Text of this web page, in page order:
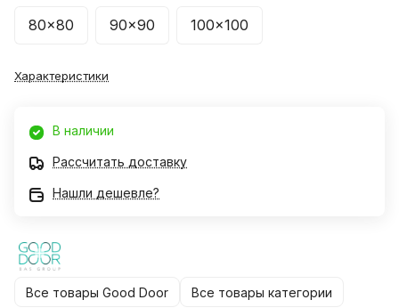
80x80 90x90 100x100
Характеристики
В наличии
Рассчитать доставку
Нашли дешевле?
Все товары Good Door Все товары категории